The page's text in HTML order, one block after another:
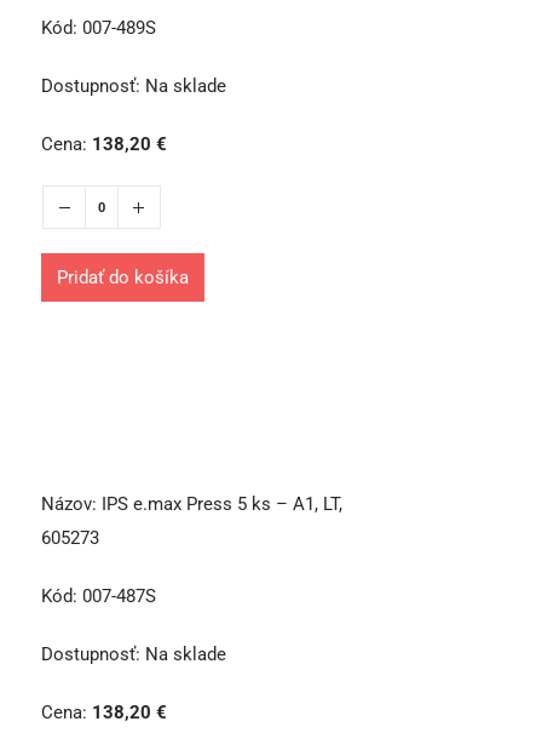
Kód: 007-489S
Dostupnosť: Na sklade
Cena: 138,20 €
Pridať do košíka
Názov:
IPS e.max Press 5 ks – A1, LT,
605273
Kód: 007-487S
Dostupnosť: Na sklade
Cena: 138,20 €